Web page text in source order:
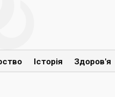
Історія Здоров'я